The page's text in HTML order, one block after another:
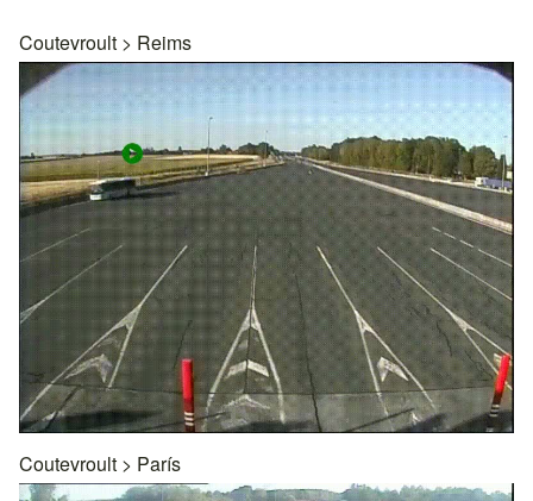
Coutevroult > Reims
Coutevroult > París